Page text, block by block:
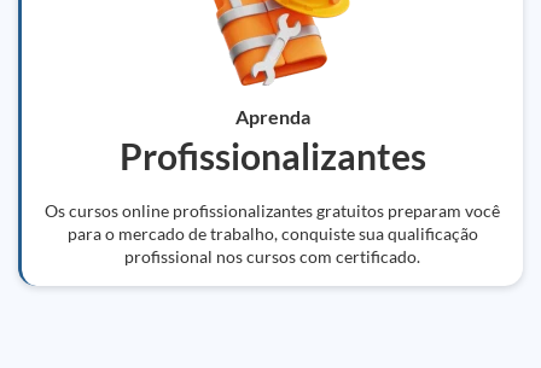
Aprenda
Profissionalizantes
Os cursos online profissionalizantes gratuitos preparam você
para o mercado de trabalho, conquiste sua qualificação
profissional nos cursos com certificado.